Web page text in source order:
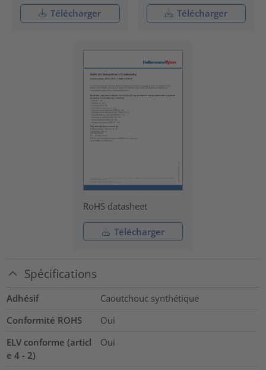
Télécharger Télécharger
RoHS datasheet
Télécharger
Spécifications
Adhésif
Caoutchouc synthétique
Conformité ROHS
Oui
ELV conforme (articl
e 4 - 2)
Oui